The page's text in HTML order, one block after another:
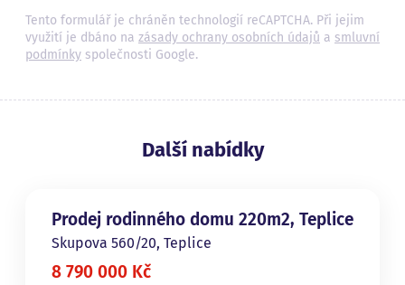
Tento formulář je chráněn technologií reCAPTCHA. Při jejim
využití je dbáno na zásady ochrany osobních údajů a smluvní
podmínky společnosti Google.
Další nabídky
Prodej rodinného domu 220m2, Teplice
Skupova 560/20, Teplice
8 790 000 Kč